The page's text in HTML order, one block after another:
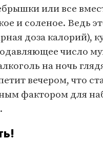
или все
и соленое. Ведь
доза калорий),
число
на ночь
вечером, что
фактором для